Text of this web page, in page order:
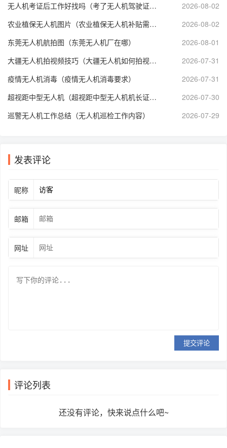
无人机考证后工作好找吗（考了无人机驾驶证能从事什么工作）
2026-08-02
农业植保无人机图片（农业植保无人机补贴需要什么手续）
2026-08-02
东莞无人机航拍图（东莞无人机厂在哪）
2026-08-01
大疆无人机拍视频技巧（大疆无人机如何拍视频）
2026-07-31
疫情无人机消毒（疫情无人机消毒要求）
2026-07-31
超视距中型无人机（超视距中型无人机机长证执照长什么样）
2026-07-30
巡警无人机工作总结（无人机巡检工作内容）
2026-07-29
发表评论
昵称
邮箱
网址
提交评论
评论列表
还没有评论，快来说点什么吧~